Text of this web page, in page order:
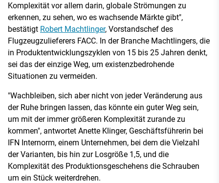
Komplexität vor allem darin, globale Strömungen zu
erkennen, zu sehen, wo es wachsende Märkte gibt",
bestätigt Robert Machtlinger, Vorstandschef des
Flugzeugzulieferers FACC. In der Branche Machtlingers, die
in Produktentwicklungszyklen von 15 bis 25 Jahren denkt,
sei das der einzige Weg, um existenzbedrohende
Situationen zu vermeiden.
"Wachbleiben, sich aber nicht von jeder Veränderung aus
der Ruhe bringen lassen, das könnte ein guter Weg sein,
um mit der immer größeren Komplexität zurande zu
kommen", antwortet Anette Klinger, Geschäftsführerin bei
IFN Internorm, einem Unternehmen, bei dem die Vielzahl
der Varianten, bis hin zur Losgröße 1,5, und die
Komplexität des Produktionsgeschehens die Schrauben
um ein Stück weiterdrehen.